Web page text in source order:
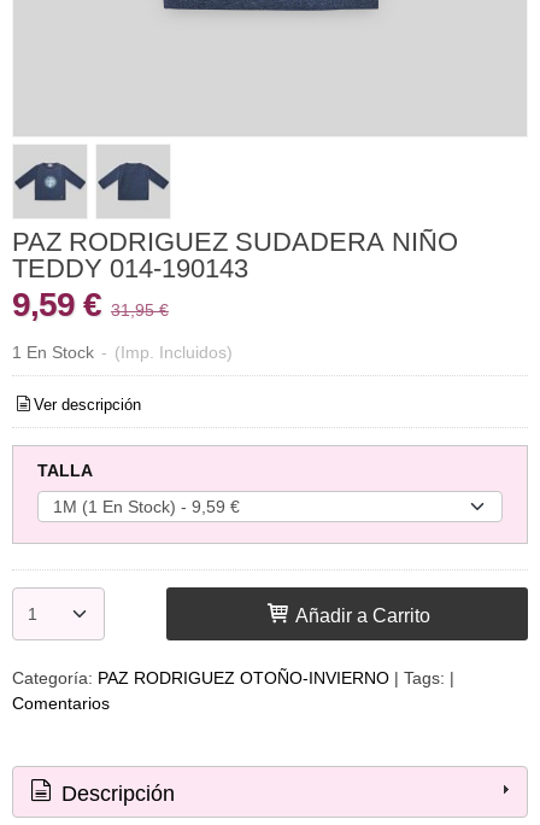
PAZ RODRIGUEZ SUDADERA NIÑO
TEDDY 014-190143
9,59 € 31,95 €
1 En Stock - (Imp. Incluidos)
Ver descripción
TALLA
Añadir a Carrito
Categoría: PAZ RODRIGUEZ OTOÑO-INVIERNO | Tags: |
Comentarios
Descripción